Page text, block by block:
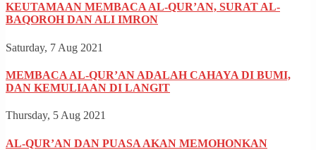
KEUTAMAAN MEMBACA AL-QUR’AN, SURAT AL-
BAQOROH DAN ALI IMRON
Saturday, 7 Aug 2021
MEMBACA AL-QUR’AN ADALAH CAHAYA DI BUMI,
DAN KEMULIAAN DI LANGIT
Thursday, 5 Aug 2021
AL-QUR’AN DAN PUASA AKAN MEMOHONKAN